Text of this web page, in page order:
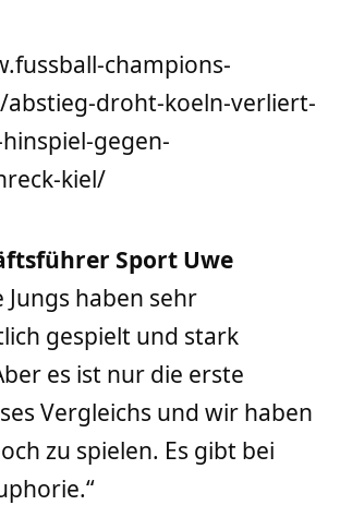
champions-
abstieg-droht-koeln-verliert-
gegen-
kiel/
Sport Uwe
Jungs haben sehr
gespielt und stark
es ist nur die erste
Vergleichs und wir haben
zu spielen. Es gibt bei